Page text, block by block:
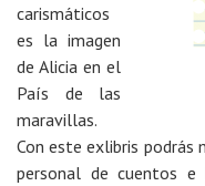
carismáticos
es la imagen
de Alicia en el
País de las
maravillas.
Con este exlibris podrás
personal de cuentos